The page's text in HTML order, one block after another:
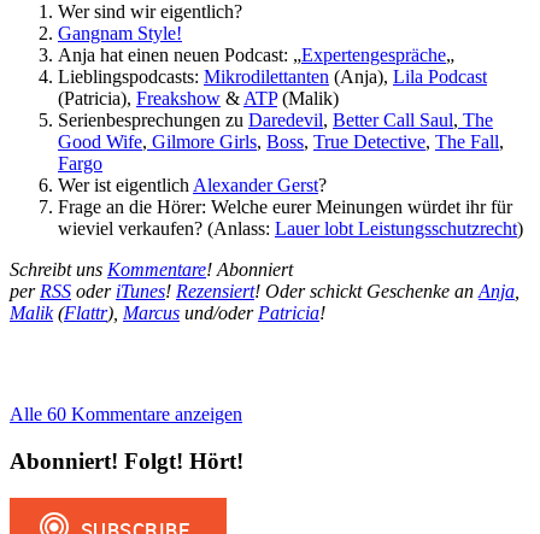
Wer sind wir eigentlich?
Gangnam Style!
Anja hat einen neuen Podcast: „Expertengespräche„
Lieblingspodcasts: Mikrodilettanten (Anja), Lila Podcast
(Patricia), Freakshow &ATP(Malik)
Serienbesprechungen zu Daredevil, Better Call Saul, The
Good Wife, Gilmore Girls, Boss, True Detective, The Fall,
Fargo
Wer ist eigentlichAlexander Gerst?
Frage an die Hörer: Welche eurer Meinungen würdet ihr für
wieviel verkaufen? (Anlass: Lauer lobt Leistungsschutzrecht)
Schreibt uns Kommentare! Abonniert
perRSS oder iTunes! Rezensiert! Oder schickt Geschenke anAnja,
Malik(Flattr), Marcus und/oderPatricia!
Alle 60 Kommentare anzeigen
Abonniert! Folgt! Hört!